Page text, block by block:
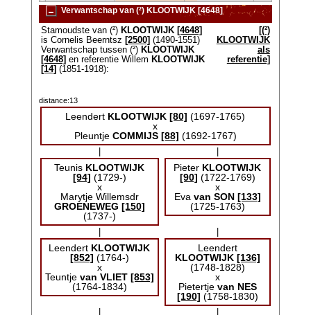
Verwantschap van (²) KLOOTWIJK [4648]
Stamoudste van (²) KLOOTWIJK [4648]
is Cornelis Beerntsz [2500] (1490-1551)
Verwantschap tussen (²) KLOOTWIJK
[4648] en referentie Willem KLOOTWIJK
[14] (1851-1918):
[(²)
KLOOTWIJK
als
referentie]
distance:13
Leendert KLOOTWIJK [80] (1697-1765)
x
Pleuntje COMMIJS [88] (1692-1767)
Teunis KLOOTWIJK
[94] (1729-)
x
Marytje Willemsdr
GROENEWEG [150]
(1737-)
Pieter KLOOTWIJK
[90] (1722-1769)
x
Eva van SON [133]
(1725-1763)
Leendert KLOOTWIJK
[852] (1764-)
x
Teuntje van VLIET [853]
(1764-1834)
Leendert
KLOOTWIJK [136]
(1748-1828)
x
Pietertje van NES
[190] (1758-1830)